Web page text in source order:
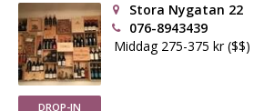
DROP-IN
Stora Nygatan 22
076-8943439
Middag 275-375 kr ($$)